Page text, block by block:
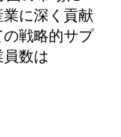
に深く貢献
戦略的サプ
数は